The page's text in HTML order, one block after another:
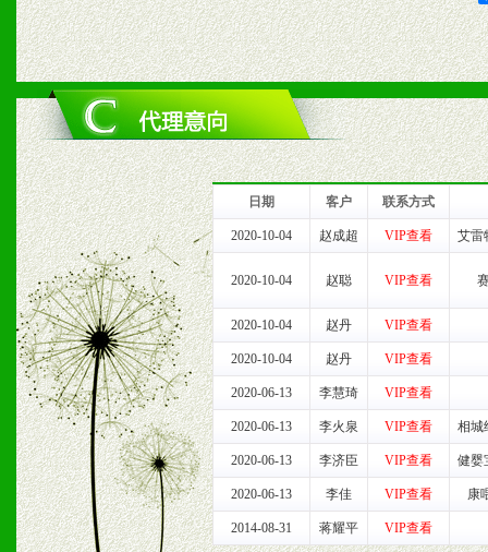
2、对于临期，滞销品给予
六、服务优势
1、完善的信息服务咨询中
我们将及时回复您的疑问。
2、售后服务：突发性产品
以及时受理记录并合理妥
3、我们时刻整理各区销售
时收编销售效果显着的案
七、招商代理（全国各地）
1、认同我们的经营理念。
日期 客户 联系方式
2020-10-04 赵成超 VIP查看 艾雷
2020-10-04 赵聪 VIP查看
2020-10-04 赵丹 VIP查看
2020-10-04 赵丹 VIP查看
2020-06-13 李慧琦 VIP查看
2020-06-13 李火泉 VIP查看 相城
2020-06-13 李济臣 VIP查看 健婴
2020-06-13 李佳 VIP查看 康
2014-08-31 蒋耀平 VIP查看